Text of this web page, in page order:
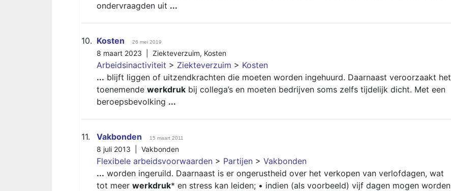
ondervraagden uit ...
10. Kosten 26 mei 2019
8 maart 2023 | Ziekteverzuim, Kosten
Arbeidsinactiviteit > Ziekteverzuim > Kosten
... blijft liggen of uitzendkrachten die moeten worden ingehuurd. Daarnaast veroorzaakt het
toenemende werkdruk bij collega’s en moeten bedrijven soms zelfs tijdelijk dicht. Met een
beroepsbevolking ...
11. Vakbonden 15 maart 2011
8 juli 2013 | Vakbonden
Flexibele arbeidsvoorwaarden > Partijen > Vakbonden
... worden ingeruild. Daarnaast is er ongerustheid over het verkopen van verlofdagen, wat
tot meer werkdruk* en stress kan leiden; • indien (als voorbeeld) vijf dagen mogen worden